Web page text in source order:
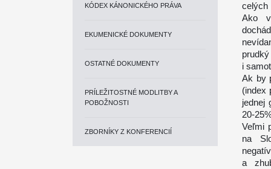
KÓDEX KÁNONICKÉHO PRÁVA
EKUMENICKÉ DOKUMENTY
OSTATNÉ DOKUMENTY
PRÍLEŽITOSTNÉ MODLITBY A
POBOŽNOSTI
ZBORNÍKY Z KONFERENCIÍ
celých
Ako
i
Ak by
(index
jednej
20-
Veľmi
na
a